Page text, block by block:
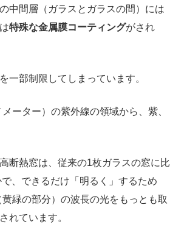
中間層（ガラスとガラスの間）には
特殊な金属膜コーティングがされ
一部制限してしまっています。
ーター）の紫外線の領域から、紫、
断熱窓は、従来の1枚ガラスの窓に比
、できるだけ「明るく」するため
緑の部分）の波長の光をもっとも取
れています。